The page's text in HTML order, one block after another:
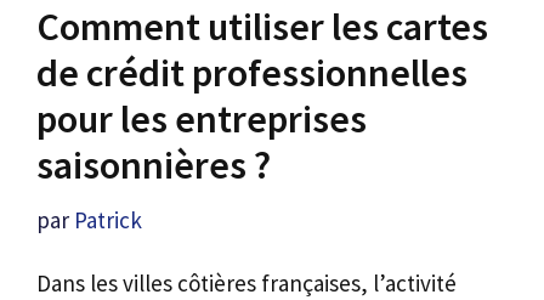
Comment utiliser les cartes
de crédit professionnelles
pour les entreprises
saisonnières ?
par Patrick
Dans les villes côtières françaises, l’activité